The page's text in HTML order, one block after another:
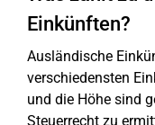
Einkünften?
Ausländische
verschiedensten
und die Höhe sind
Steuerrecht zu